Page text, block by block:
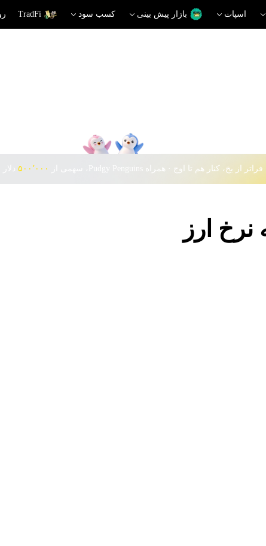
اسپات بازار پیش بینی کسب سود TradFi
فراتر از یخ، کنار هم تا اوج · همراه Pudgy Penguins، سهمی از ۵۰۰٬۰۰۰